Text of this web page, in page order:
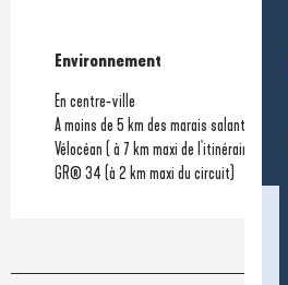
Environnement
Environnement
En centre-ville
A moins de 5 km des marais salants
Vélocéan ( à 7 km maxi de l'itinéraire)
GR® 34 (à 2 km maxi du circuit)